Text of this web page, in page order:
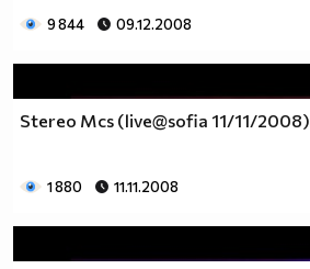
9 844 09.12.2008
Stereo Mcs (live@sofia 11/11/2008)
1 880 11.11.2008